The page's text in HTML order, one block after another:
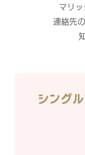
マリッ
連絡先
シング